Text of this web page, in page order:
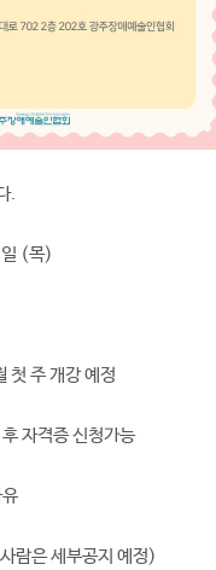
.
(목)
첫 주 개강 예정
격증 신청가능
은 세부공지 예정)